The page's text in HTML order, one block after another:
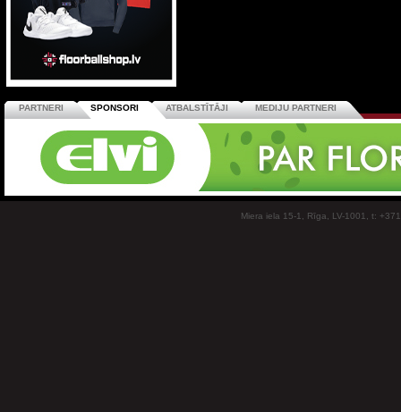
PARTNERI SPONSORI ATBALSTĪTĀJI MEDIJU PARTNERI
Miera iela 15-1, Rīga, LV-1001, t: